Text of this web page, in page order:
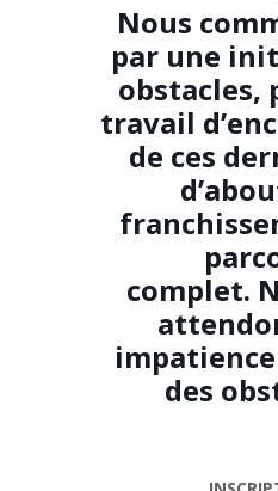
Nous
par une
obstacles,
travail
de ces
complet.
des